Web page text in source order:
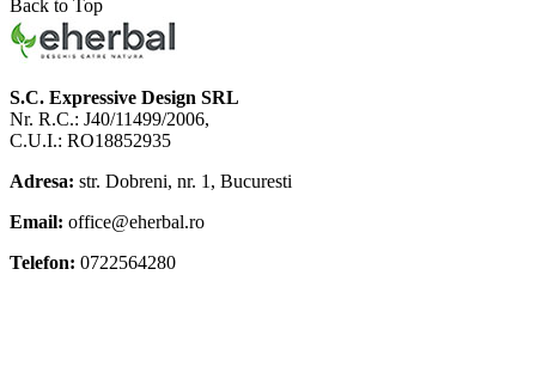
Back to Top
S.C. Expressive Design SRL
Nr. R.C.: J40/11499/2006,
C.U.I.: RO18852935
Adresa: str. Dobreni, nr. 1, Bucuresti
Email: office@eherbal.ro
Telefon: 0722564280